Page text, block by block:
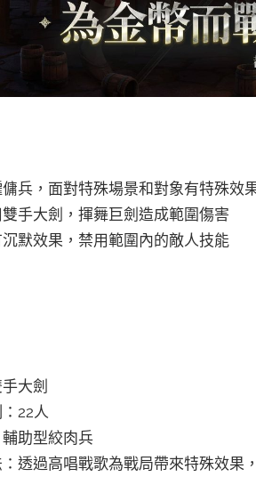
兵，面對特殊場景和對象有特殊效
手大劍，揮舞巨劍造成範圍傷害
默效果，禁用範圍內的敵人技能
大劍
22人
助型絞肉兵
透過高唱戰歌為戰局帶來特殊效果